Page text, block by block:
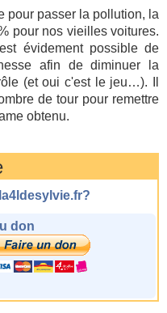
pour passer la pollution, la
pour nos vieilles voitures.
évidement possible de
afin de diminuer la
(et oui c'est le jeu…). Il
de tour pour remettre
obtenu.
don